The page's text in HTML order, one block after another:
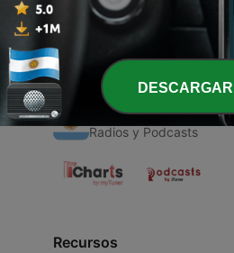
Radios Argentinas
Radios y Podcasts
Recursos